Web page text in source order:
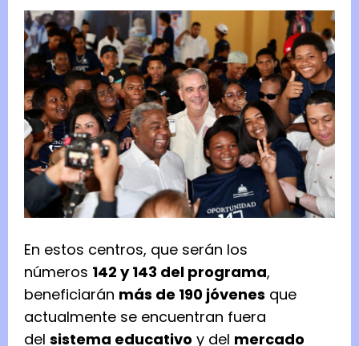
En estos centros, que serán los
números 142 y 143 del programa,
beneficiarán más de 190 jóvenes que
actualmente se encuentran fuera
del sistema educativo y del mercado